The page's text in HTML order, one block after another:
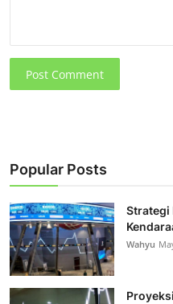
Post Comment
Popular Posts
Strategi
Wahyu